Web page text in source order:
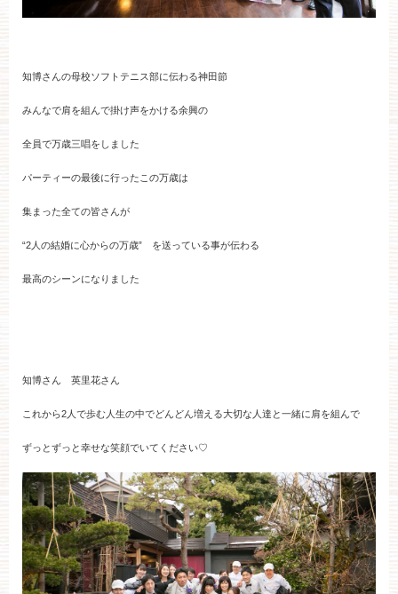
知博さんの母校ソフトテニス部に伝わる神田節
みんなで肩を組んで掛け声をかける余興の
全員で万歳三唱をしました
パーティーの最後に行ったこの万歳は
集まった全ての皆さんが
“2人の結婚に心からの万歳” を送っている事が伝わる
最高のシーンになりました
知博さん 英里花さん
これから2人で歩む人生の中でどんどん増える大切な人達と一緒に肩を組んで
ずっとずっと幸せな笑顔でいてください♡